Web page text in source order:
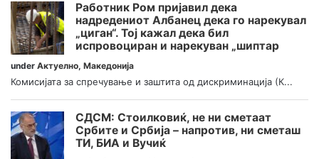
Работник Ром пријавил дека
надредениот Албанец дека го нарекувал
„циган“. Тој кажал дека бил
испровоциран и нарекуван „шиптар
under Актуелно, Македонија
Комисијата за спречување и заштита од дискриминација (К...
СДСМ: Стоилковиќ, не ни сметаат
Србите и Србија – напротив, ни сметаш
ТИ, БИА и Вучиќ